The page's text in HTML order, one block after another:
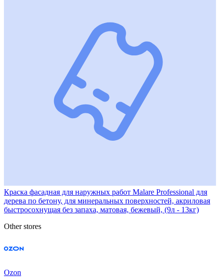
Краска фасадная для наружных работ Malare Professional для
дерева по бетону, для минеральных поверхностей, акриловая
быстросохнущая без запаха, матовая, бежевый, (9л - 13кг)
Other stores
Ozon